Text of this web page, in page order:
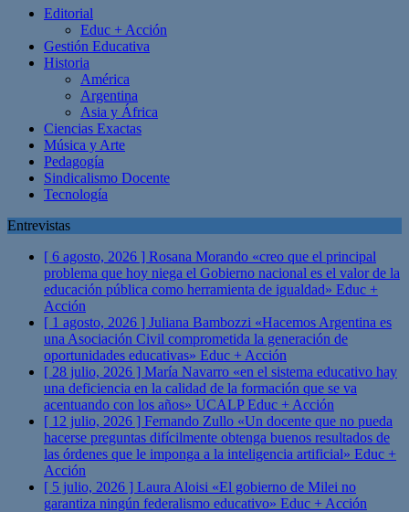
Editorial
Educ + Acción
Gestión Educativa
Historia
América
Argentina
Asia y África
Ciencias Exactas
Música y Arte
Pedagogía
Sindicalismo Docente
Tecnología
Entrevistas
[ 6 agosto, 2026 ] Rosana Morando «creo que el principal
problema que hoy niega el Gobierno nacional es el valor de la
educación pública como herramienta de igualdad» Educ +
Acción
[ 1 agosto, 2026 ] Juliana Bambozzi «Hacemos Argentina es
una Asociación Civil comprometida la generación de
oportunidades educativas» Educ + Acción
[ 28 julio, 2026 ] María Navarro «en el sistema educativo hay
una deficiencia en la calidad de la formación que se va
acentuando con los años» UCALPEduc + Acción
[ 12 julio, 2026 ] Fernando Zullo «Un docente que no pueda
hacerse preguntas difícilmente obtenga buenos resultados de
las órdenes que le imponga a la inteligencia artificial» Educ +
Acción
[ 5 julio, 2026 ] Laura Aloisi «El gobierno de Milei no
garantiza ningún federalismo educativo» Educ + Acción